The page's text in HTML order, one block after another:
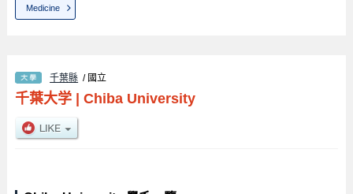
Medicine
千葉縣 / 國立
千葉大学| Chiba University